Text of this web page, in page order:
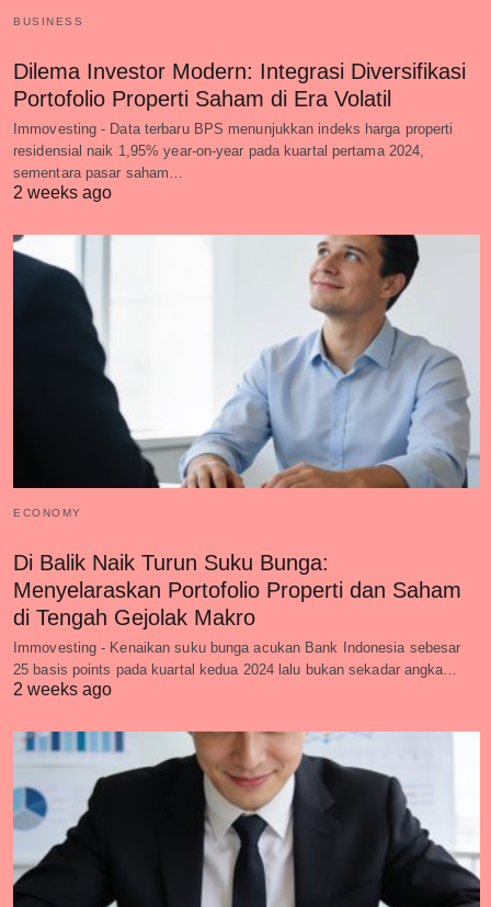
BUSINESS
Dilema Investor Modern: Integrasi Diversifikasi
Portofolio Properti Saham di Era Volatil
Immovesting - Data terbaru BPS menunjukkan indeks harga properti
residensial naik 1,95% year-on-year pada kuartal pertama 2024,
sementara pasar saham…
2 weeks ago
ECONOMY
Di Balik Naik Turun Suku Bunga:
Menyelaraskan Portofolio Properti dan Saham
di Tengah Gejolak Makro
Immovesting - Kenaikan suku bunga acukan Bank Indonesia sebesar
25 basis points pada kuartal kedua 2024 lalu bukan sekadar angka…
2 weeks ago